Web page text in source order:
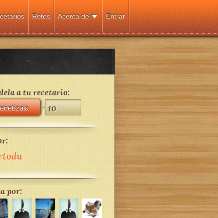
Entrar
Acerca de
Retos
a tu recetario:
10
por: